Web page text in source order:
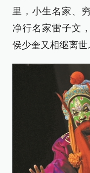
里，小生名家、
净行名家雷子文
侯少奎又相继离世